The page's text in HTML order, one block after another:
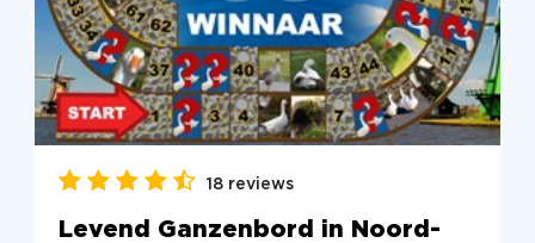
18 reviews
Levend Ganzenbord in Noord-